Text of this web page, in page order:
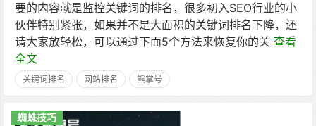
要的内容就是监控关键词的排名，很多初入SEO行业的小
伙伴特别紧张，如果并不是大面积的关键词排名下降，还
请大家放轻松，可以通过下面5个方法来恢复你的关 查看
全文
关键词排名 网站排名 熊掌号
蜘蛛技巧